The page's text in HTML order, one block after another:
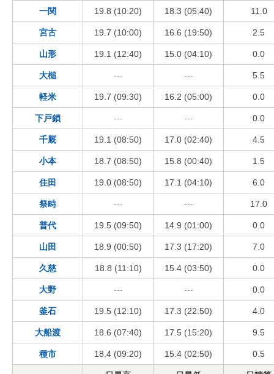
一関 19.8 (10:20) 18.3 (05:40) 11.0
宮古 19.7 (10:00) 16.6 (19:50) 2.5
山形 19.1 (12:40) 15.0 (04:10) 0.0
大槌 --- --- 5.5
軽米 19.7 (09:30) 16.2 (05:00) 0.0
下戸鎖 --- --- 0.0
千厩 19.1 (08:50) 17.0 (02:40) 4.5
小本 18.7 (08:50) 15.8 (00:40) 1.5
住田 19.0 (08:50) 17.1 (04:10) 6.0
祭畤 --- --- 17.0
普代 19.5 (09:50) 14.9 (01:00) 0.0
山田 18.9 (00:50) 17.3 (17:20) 7.0
久慈 18.8 (11:10) 15.4 (03:50) 0.0
大野 --- --- 0.0
釜石 19.5 (12:10) 17.3 (22:50) 4.0
大船渡 18.6 (07:40) 17.5 (15:20) 9.5
種市 18.4 (09:20) 15.4 (02:50) 0.5